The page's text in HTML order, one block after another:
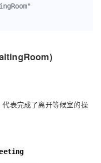
表完成了离开等候室的操